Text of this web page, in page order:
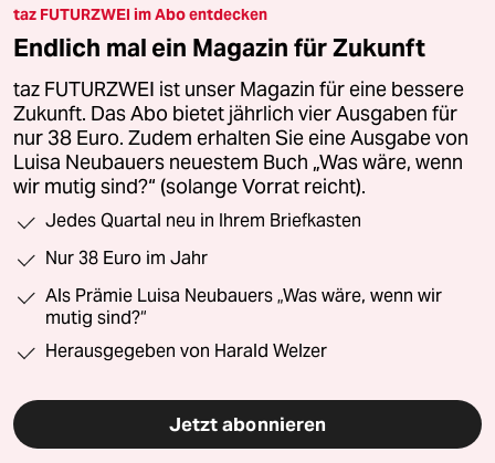
taz FUTURZWEI im Abo entdecken
Endlich mal ein Magazin für Zukunft
taz FUTURZWEI ist unser Magazin für eine bessere
Zukunft. Das Abo bietet jährlich vier Ausgaben für
nur 38 Euro. Zudem erhalten Sie eine Ausgabe von
Luisa Neubauers neuestem Buch „Was wäre, wenn
wir mutig sind?“ (solange Vorrat reicht).
Jedes Quartal neu in Ihrem Briefkasten
Nur 38 Euro im Jahr
Als Prämie Luisa Neubauers „Was wäre, wenn wir
mutig sind?“
Herausgegeben von Harald Welzer
Jetzt abonnieren